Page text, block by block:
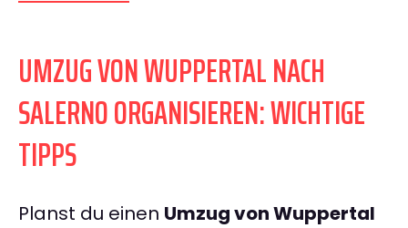
UMZUG VON WUPPERTAL NACH
SALERNO ORGANISIEREN: WICHTIGE
TIPPS
Planst du einen Umzug von Wuppertal